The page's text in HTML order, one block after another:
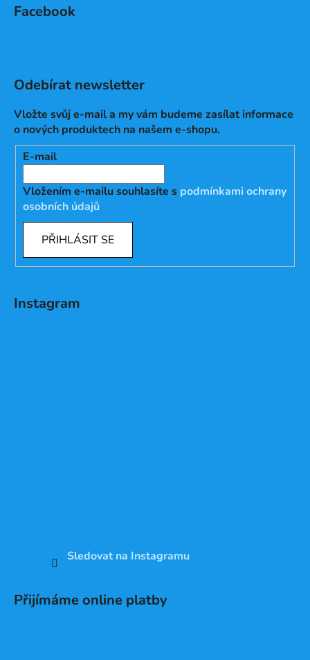
Facebook
Odebírat newsletter
Vložte svůj e-mail a my vám budeme zasílat informace
o nových produktech na našem e-shopu.
E-mail
Vložením e-mailu souhlasíte s podmínkami ochrany
osobních údajů
PŘIHLÁSIT SE
Instagram
Sledovat na Instagramu
Přijímáme online platby